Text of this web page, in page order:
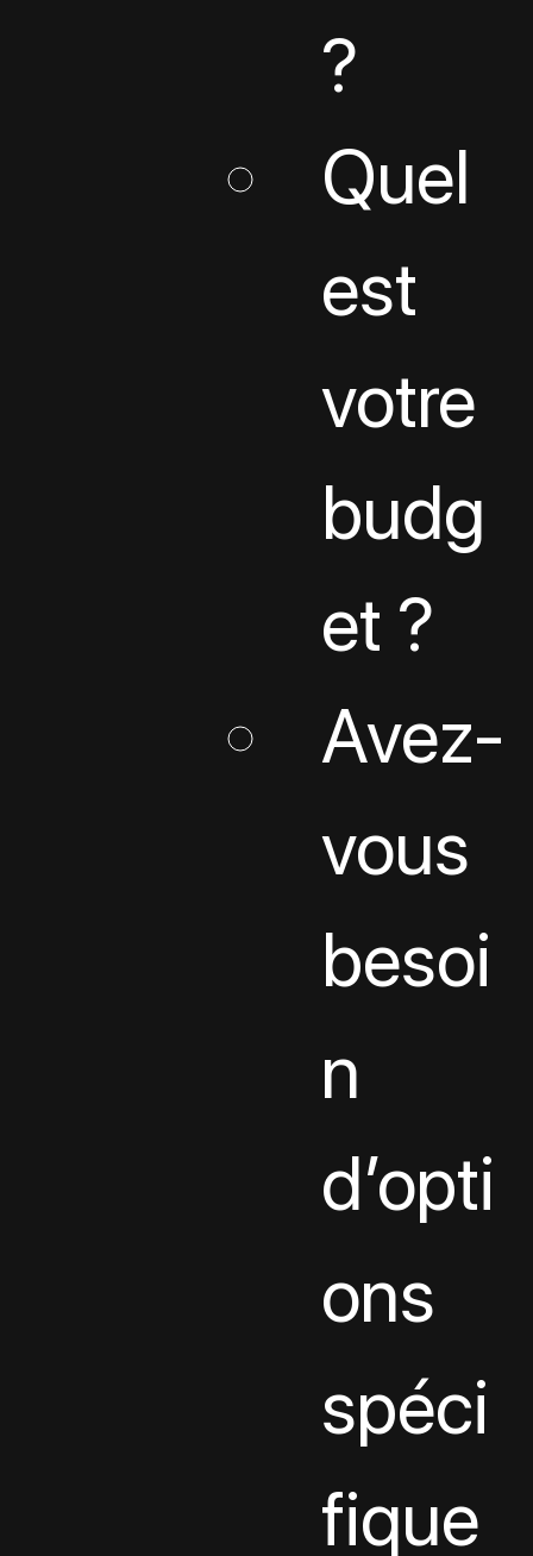
?
Quel
est
votre
budg
et ?
Avez-
vous
besoi
n
d’opti
ons
spéci
fique